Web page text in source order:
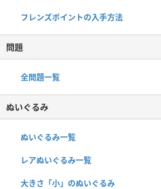
フレンズポイントの入手方法
問題
全問題一覧
ぬいぐるみ
ぬいぐるみ一覧
レアぬいぐるみ一覧
大きさ「小」のぬいぐるみ